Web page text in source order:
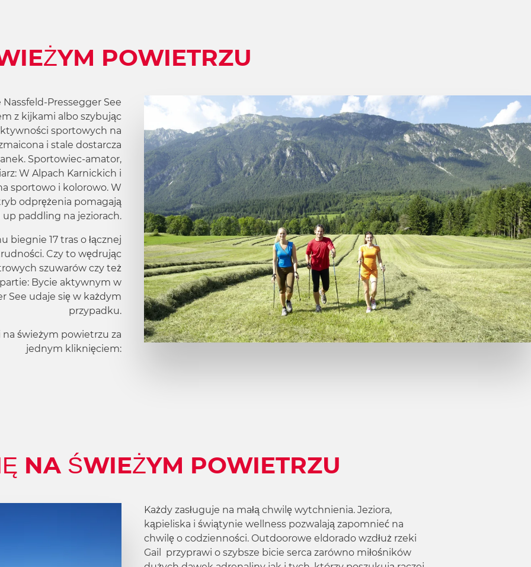
POWIETRZU
Pressegger See
z kijkami albo szybując
sportowych na
i stale dostarcza
Sportowiec-amator,
W Alpach Karnickich i
sportowo i kolorowo. W
odprężenia pomagają
up paddling na jeziorach.
biegnie 17 tras o łącznej
Czy to wędrując
szuwarów czy też
Bycie aktywnym w
See udaje się w każdym
przypadku.
świeżym powietrzu za
jednym kliknięciem:
NA ŚWIEŻYM POWIETRZU
Każdy zasługuje na małą chwilę wytchnienia. Jeziora,
kąpieliska i świątynie wellness pozwalają zapomnieć na
chwilę o codzienności. Outdoorowe eldorado wzdłuż rzeki
Gail przyprawi o szybsze bicie serca zarówno miłośników